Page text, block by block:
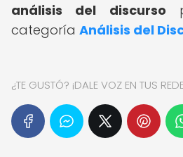
análisis del discurso
categoría Análisis del
¿TE GUSTÓ? ¡DALE VOZ EN TUS